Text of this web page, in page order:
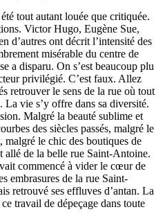
tout autant louée que critiquée.
Victor Hugo, Eugène Sue,
d’autres ont décrit l’intensité des
misérable du centre de
a disparu. On s’est beaucoup plu
privilégié. C’est faux. Allez
retrouver le sens de la rue où tout
. La vie s’y offre dans sa diversité.
Malgré la beauté sublime et
des siècles passés, malgré le
le chic des boutiques de
allé de la belle rue Saint-Antoine.
commencé à vider le cœur de
embrasures de la rue Saint-
retrouvé ses effluves d’antan. La
travail de dépeçage dans toute